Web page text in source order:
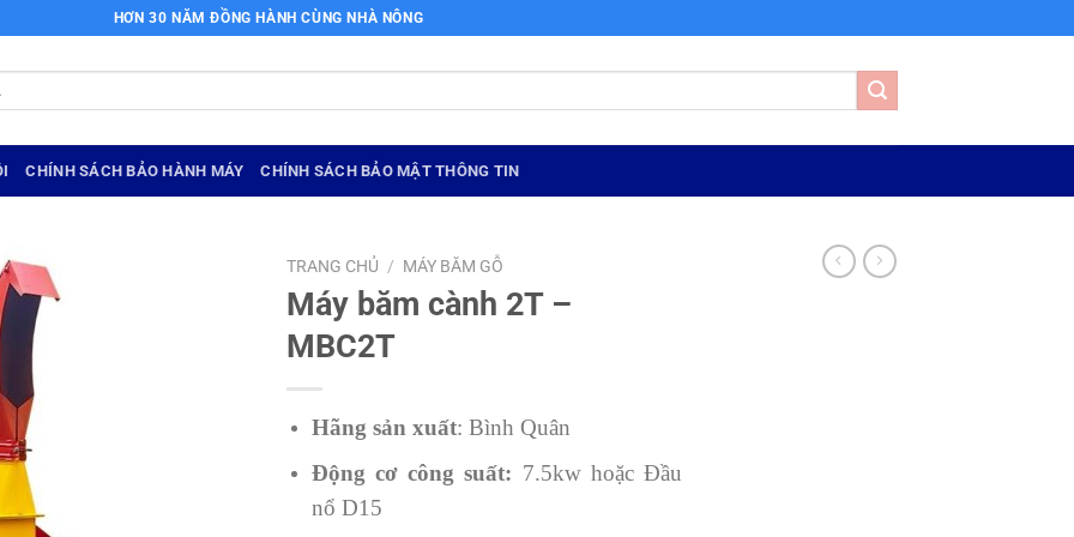
HƠN 30 NĂM ĐỒNG HÀNH CÙNG NHÀ NÔNG
CHÍNH SÁCH BẢO HÀNH MÁY CHÍNH SÁCH BẢO MẬT THÔNG TIN
TRANG CHỦ / MÁY BĂM GỖ
Máy băm cành 2T –
MBC2T
Hãng sản xuất: Bình Quân
Động cơ công suất: 7.5kw hoặc Đầu
nổ D15